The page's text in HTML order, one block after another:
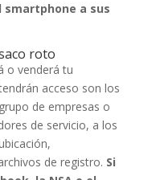
a sus
roto
o venderá tu
acceso son los
de empresas o
de servicio, a los
de registro. Si